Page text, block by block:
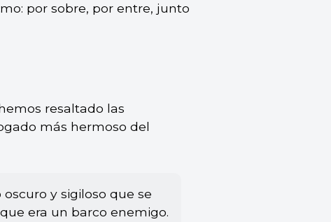
por sobre, por entre, junto
resaltado las
más hermoso del
y sigiloso que se
que era un barco enemigo.